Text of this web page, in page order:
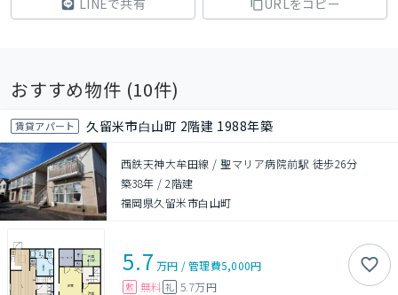
LINEで共有
URLをコピー
おすすめ物件 (10件)
賃貸アパート 久留米市白山町 2階建 1988年築
西鉄天神大牟田線 / 聖マリア病院前駅 徒歩26分
築38年 /2階建
福岡県久留米市白山町
5.7 万円 /管理費5,000円
敷 無料 礼 5.7万円